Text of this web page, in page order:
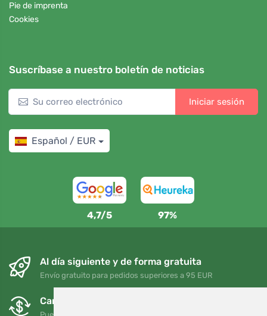
Pie de imprenta
Cookies
Suscríbase a nuestro boletín de noticias
Iniciar sesión
Español / EUR
4,7/5 97%
Al día siguiente y de forma gratuita
Envío gratuito para pedidos superiores a 95 EUR
Cambios y devoluciones gratuitos